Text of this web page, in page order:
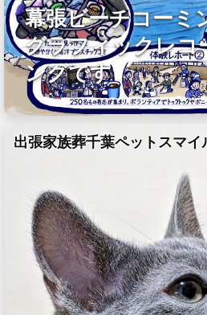
幕張ビーチコーミ
グラフィックレコ
ングです
出張家族葬千葉ペットスマイ